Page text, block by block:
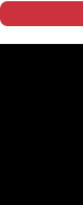
Page 1